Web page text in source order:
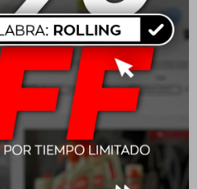
Batería Moura 70/75
Amp 48A/H - M48FD
positivo derecho
6.160